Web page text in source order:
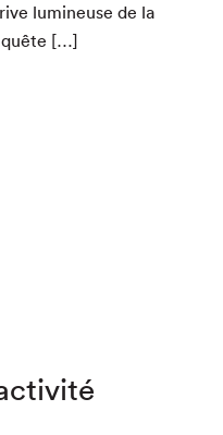
lumineuse de la
quête […]